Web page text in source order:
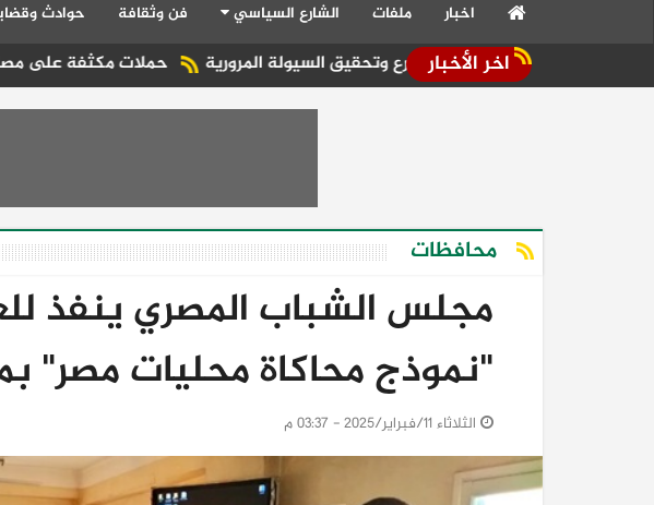
اخبار ملفات الشارع السياسي فن وثقافة حوادث
اخر الأخبار حملات مكثفة على مصانع حلوى المولد للشوارع وتحقيق السيولة المرورية
محافظات
مجلس الشباب المصري ينفذ
"نموذج محاكاة محليات مصر"
الثلاثاء 11/فبراير/2025 - 03:37 م